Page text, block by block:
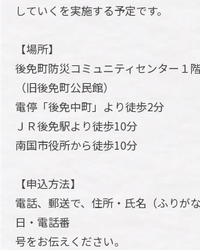
していくを実施する予定です。
【場所】
後免町防災コミュニティセンター１
（旧後免町公民館）
電停「後免中町」より徒歩2分
ＪＲ後免駅より徒歩10分
南国市役所から徒歩10分
【申込方法】
電話、郵送で、住所・氏名（ふりが
日・電話番
号をお伝えください。